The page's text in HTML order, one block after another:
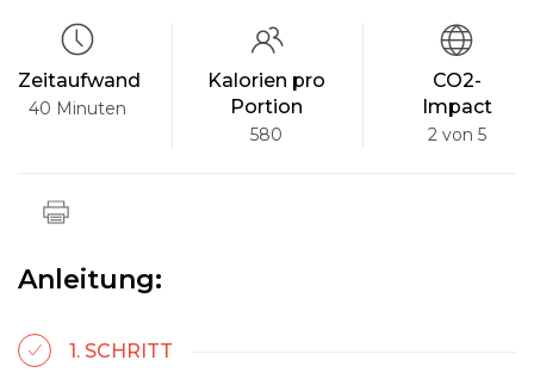
Zeitaufwand
40 Minuten
Kalorien pro
Portion
580
CO2-
Impact
2 von 5
Anleitung:
1. SCHRITT